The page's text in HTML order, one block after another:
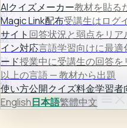
AIクイズメーカー
教材入力から問題生成まで自
詳しく見る →
使い方公開クイズ料金学習者
ログイン無料で始める
AIクイズメーカー教材を貼る
Magic Link配布受講生はログ
サイト 回答状況と弱点をリ
イン対応言語学習向けに最
ード授業中に受講生の回答
以上の言語 — 教材から出題
使い方公開クイズ料金学習者
English日本語繁體中文